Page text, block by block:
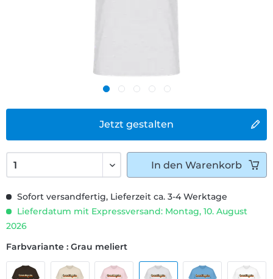
Jetzt gestalten
Sofort versandfertig, Lieferzeit ca. 3-4 Werktage
Lieferdatum mit Expressversand: Montag, 10. August
2026
Farbvariante : Grau meliert
In den Warenkorb